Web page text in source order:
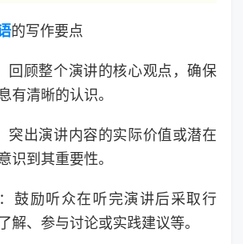
的写作要点
回顾整个演讲的核心观点，确保
有清晰的认识。
突出演讲内容的实际价值或潜在
识到其重要性。
鼓励听众在听完演讲后采取行
解、参与讨论或实践建议等。